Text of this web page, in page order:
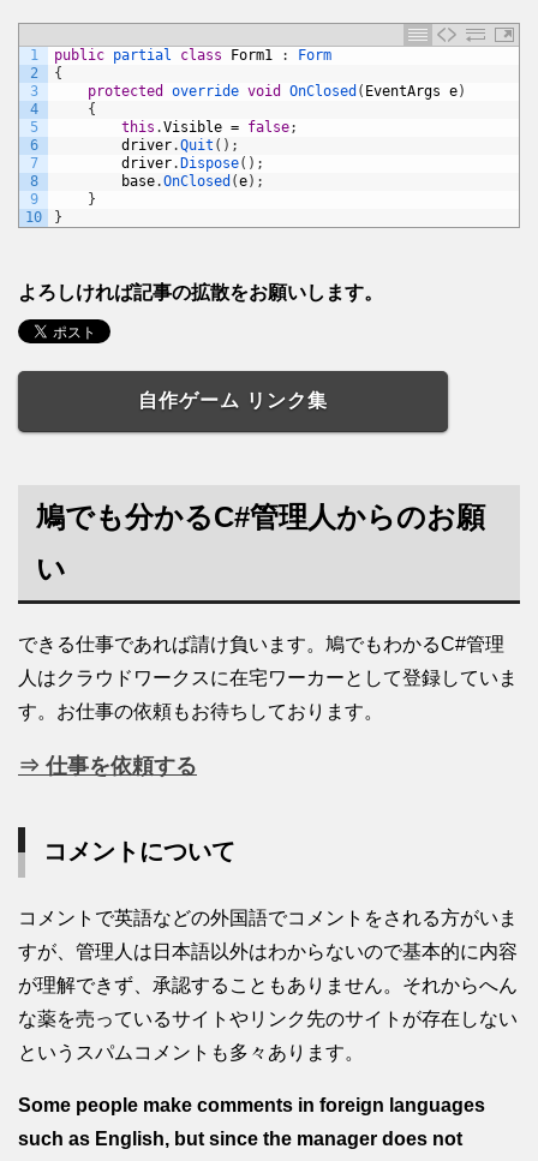
1
2
3
4
5
6
7
8
9
10
public partial class Form1 :
Form
{
protected
override void OnClosed ( EventArgs e)
{
this .Visible = false;
driver.Quit ( ) ;
driver. Dispose( ) ;
base.OnClosed (e) ;
}
}
よろしければ記事の拡散をお願いします。
自作ゲーム リンク集
鳩でも分かるC#管理人からのお願
い
できる仕事であれば請け負います。鳩でもわかるC#管理
人はクラウドワークスに在宅ワーカーとして登録していま
す。お仕事の依頼もお待ちしております。
⇒ 仕事を依頼する
コメントについて
コメントで英語などの外国語でコメントをされる方がいま
すが、管理人は日本語以外はわからないので基本的に内容
が理解できず、承認することもありません。それからへん
な薬を売っているサイトやリンク先のサイトが存在しない
というスパムコメントも多々あります。
Some people make comments in foreign languages
such as English, but since the manager does not